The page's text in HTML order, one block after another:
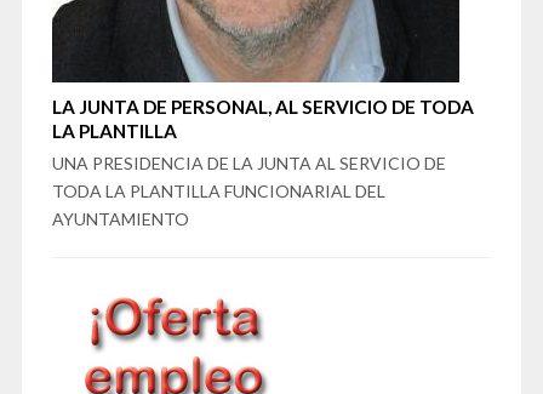
LA JUNTA DE PERSONAL, AL SERVICIO DE TODA
LA PLANTILLA
UNA PRESIDENCIA DE LA JUNTA AL SERVICIO DE
TODA LA PLANTILLA FUNCIONARIAL DEL
AYUNTAMIENTO